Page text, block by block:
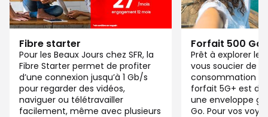
Fibre starter
Pour les Beaux Jours chez SFR, la
Fibre Starter permet de profiter
d’une connexion jusqu’à 1 Gb/s
pour regarder des vidéos,
naviguer ou télétravailler
facilement, même avec plusieurs
Forfait 500 Go
Prêt à explorer le
vous soucier de
consommation
forfait 5G+ est
une enveloppe
Go. Pour vos